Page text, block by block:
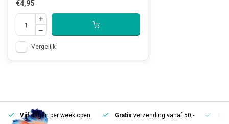
€4,95
Vergelijk
Vijfdagen per week open. Gratis verzending vanaf 50,-